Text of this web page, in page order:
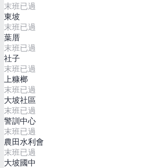
末班已過
東坡
末班已過
葉厝
末班已過
社子
末班已過
上糠榔
末班已過
大坡社區
末班已過
警訓中心
末班已過
農田水利會
末班已過
大坡國中